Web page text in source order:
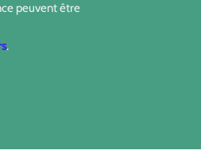
peuvent être
.